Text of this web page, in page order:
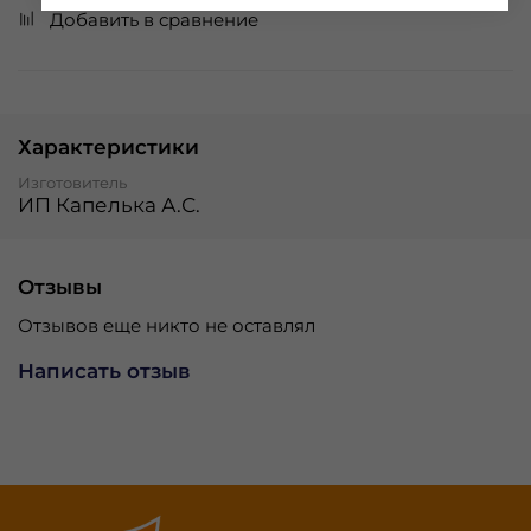
Добавить в сравнение
Характеристики
Изготовитель
ИП Капелька А.С.
Отзывы
Отзывов еще никто не оставлял
Написать отзыв